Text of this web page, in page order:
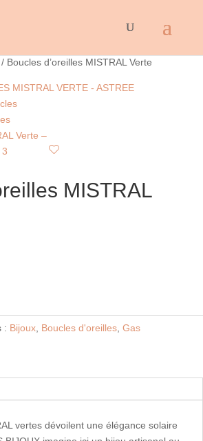
/ Boucles d’oreilles MISTRAL Verte
MISTRAL
: Bijoux Boucles d'oreilles Gas
vertes dévoilent une élégance solaire